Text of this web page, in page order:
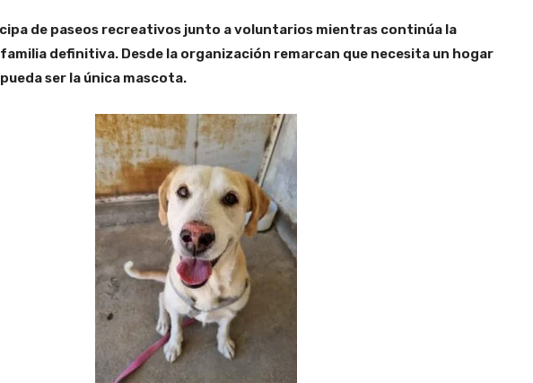
de paseos recreativos junto a voluntarios mientras continúa la
familia definitiva. Desde la organización remarcan que necesita un hogar
ser la única mascota.